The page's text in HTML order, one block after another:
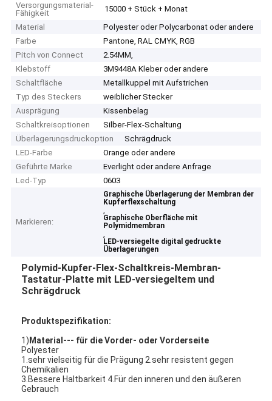
Versorgungsmaterial-
Fähigkeit
15000 + Stück + Monat
Material
Polyester oder Polycarbonat oder andere
Farbe
Pantone, RAL CMYK, RGB
Pitch von Connect
2.54MM,
Klebstoff
3M9448A Kleber oder andere
Schaltfläche
Metallkuppel mit Aufstrichen
Typ des Steckers
weiblicher Stecker
Ausprägung
Kissenbelag
Schaltkreisoptionen
Silber-Flex-Schaltung
Überlagerungsdruckoption
Schrägdruck
LED-Farbe
Orange oder andere
Geführte Marke
Everlight oder andere Anfrage
Led-Typ
0603
Markieren:
Graphische Überlagerung der Membran der
Kupferflexschaltung
,
Graphische Oberfläche mit
Polymidmembran
,
LED-versiegelte digital gedruckte
Überlagerungen
Polymid-Kupfer-Flex-Schaltkreis-Membran-
Tastatur-Platte mit LED-versiegeltem und
Schrägdruck
Produktspezifikation:
1) Material--- für die Vorder- oder Vorderseite
Polyester
1.sehr vielseitig für die Prägung 2.sehr resistent gegen
Chemikalien
3.Bessere Haltbarkeit 4.Für den inneren und den äußeren
Gebrauch